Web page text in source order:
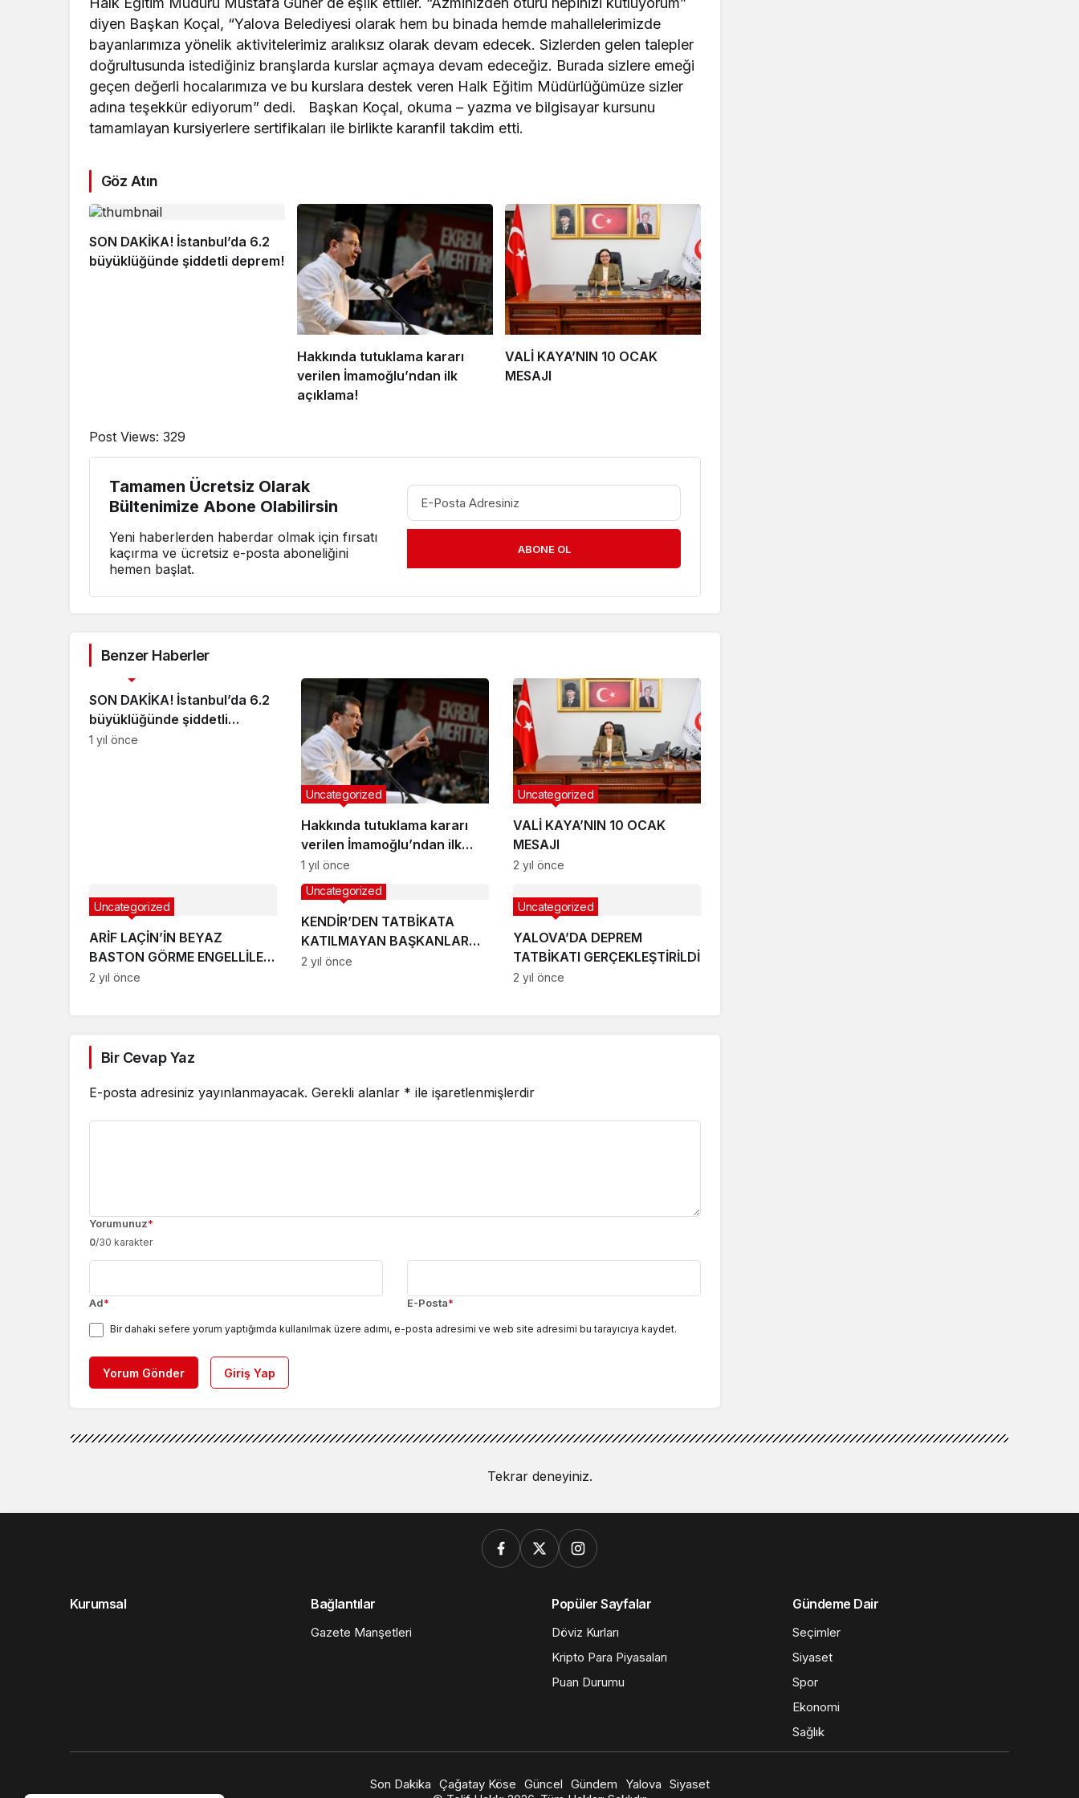
diyen Başkan Koçal, “Yalova Belediyesi olarak hem bu binada hemde mahallelerimizde
bayanlarımıza yönelik aktivitelerimiz aralıksız olarak devam edecek. Sizlerden gelen talepler
doğrultusunda istediğiniz branşlarda kurslar açmaya devam edeceğiz. Burada sizlere emeği
geçen değerli hocalarımıza ve bu kurslara destek veren Halk Eğitim Müdürlüğümüze sizler
adına teşekkür ediyorum” dedi. Başkan Koçal, okuma – yazma ve bilgisayar kursunu
tamamlayan kursiyerlere sertifikaları ile birlikte karanfil takdim etti.
Göz Atın
SON DAKİKA! İstanbul’da 6.2
büyüklüğünde şiddetli deprem!
Hakkında tutuklama kararı
verilen İmamoğlu’ndan ilk
açıklama!
VALİ KAYA’NIN 10 OCAK
MESAJI
Post Views: 329
Tamamen Ücretsiz Olarak
Bültenimize Abone Olabilirsin
Yeni haberlerden haberdar olmak için fırsatı
kaçırma ve ücretsiz e-posta aboneliğini
hemen başlat.
ABONE OL
Benzer Haberler
SON DAKİKA! İstanbul’da 6.2
büyüklüğünde şiddetli
deprem!
1 yıl önce
Hakkında tutuklama kararı
verilen İmamoğlu’ndan ilk
açıklama!
Uncategorized
1 yıl önce
VALİ KAYA’NIN 10 OCAK
MESAJI
Uncategorized
2 yıl önce
ARİF LAÇİN’İN BEYAZ
BASTON GÖRME ENGELLİLER
HAFTASI MESAJI
Uncategorized
2 yıl önce
KENDİR’DEN TATBİKATA
KATILMAYAN BAŞKANLARA
TEPKİ
Uncategorized
2 yıl önce
YALOVA’DA DEPREM
TATBİKATI GERÇEKLEŞTİRİLDİ
Uncategorized
2 yıl önce
Bir Cevap Yaz
E-posta adresiniz yayınlanmayacak. Gerekli alanlar * ile işaretlenmişlerdir
Yorumunuz*
0/30 karakter
Ad* E-Posta*
Bir dahaki sefere yorum yaptığımda kullanılmak üzere adımı, e-posta adresimi ve web site adresimi bu tarayıcıya kaydet.
Yorum Gönder Giriş Yap
Tekrar deneyiniz.
Kurumsal Bağlantılar
Gazete Manşetleri
Popüler Sayfalar
Döviz Kurları
Kripto Para Piyasaları
Puan Durumu
Gündeme Dair
Seçimler
Siyaset
Spor
Ekonomi
Sağlık
Son Dakika Çağatay Köse Güncel Gündem Yalova Siyaset